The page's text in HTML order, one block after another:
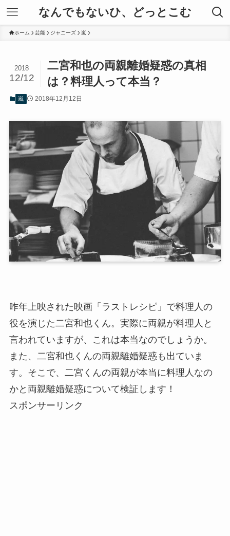
なんでもないひ、どっとこむ
ホーム 芸能 ジャニーズ 嵐
二宮和也の両親離婚疑惑の真相
は？料理人って本当？
2018
12/12
嵐 2018年12月12日
昨年上映された映画「ラストレシピ」で料理人の
役を演じた二宮和也くん。実際に両親が料理人と
言われていますが、これは本当なのでしょうか。
また、二宮和也くんの両親離婚疑惑も出ていま
す。そこで、二宮くんの両親が本当に料理人なの
かと両親離婚疑惑について検証します！
スポンサーリンク